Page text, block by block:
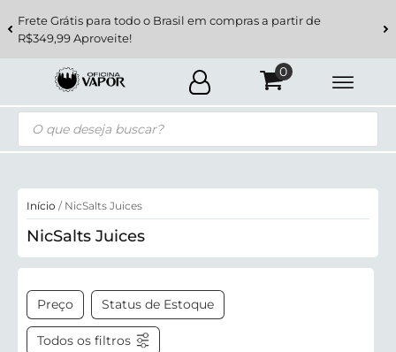
Frete Grátis para todo o Brasil em compras a partir de
R$349,99 Aproveite!
Pesquisar
produtos
Início / NicSalts Juices
NicSalts Juices
Preço Status de Estoque
Todos os filtros